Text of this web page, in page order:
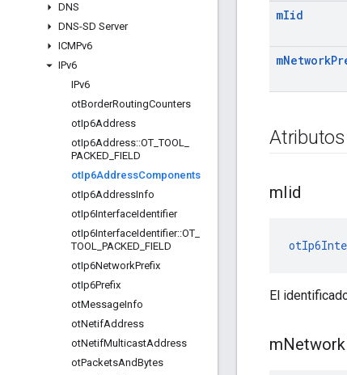
DNS
DNS-SD Server
ICMPv6
IPv6
IPv6
otBorderRoutingCounters
otIp6Address
otIp6Address::OT _TOOL
PACKED FIELD
otIp6AddressComponents
otIp6AddressInfo
otIp6InterfaceIdentifier
otIp6InterfaceIdentifier::OT
TOOL PACKED FIELD
otIp6NetworkPrefix
otIp6Prefix
otMessageInfo
otNetifAddress
otNetifMulticastAddress
otPacketsAndBytes
mIid
mNetwork
mIid
El
mNetwork